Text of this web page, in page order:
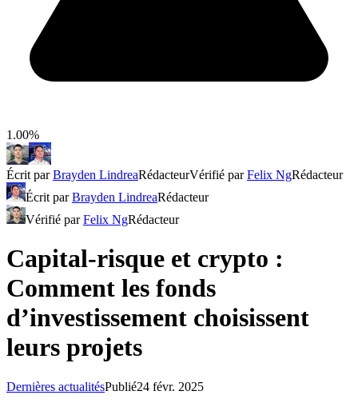
1.00%
Écrit parBrayden LindreaRédacteurVérifié parFelix NgRédacteur
Écrit parBrayden LindreaRédacteur
Vérifié parFelix NgRédacteur
Capital-risque et crypto :
Comment les fonds
d’investissement choisissent
leurs projets
Dernières actualitésPublié24 févr. 2025